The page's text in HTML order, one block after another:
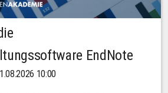
EndNote
10:00